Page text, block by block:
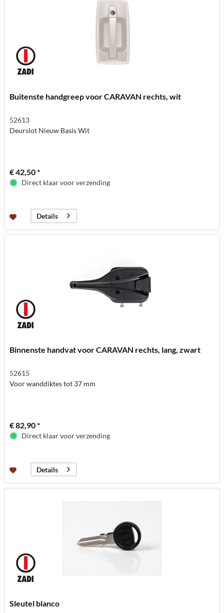
Buitenste handgreep voor CARAVAN rechts, wit
52613
Deurslot Nieuw Basis Wit
€ 42,50 *
Direct klaar voor verzending
Details
Binnenste handvat voor CARAVAN rechts, lang, zwart
52615
Voor wanddiktes tot 37 mm
€ 82,90 *
Direct klaar voor verzending
Details
Sleutel blanco